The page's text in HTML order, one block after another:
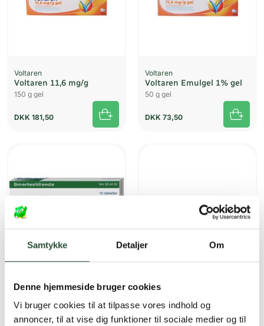
Samtykke Detaljer Om
Denne hjemmeside bruger cookies
Vi bruger cookies til at tilpasse vores indhold og
annoncer, til at vise dig funktioner til sociale medier og til
Voltaren
Voltaren 11,6 mg/g
150 g gel
DKK 181,50
Voltaren
Voltaren Emulgel 1% gel
50 g gel
DKK 73,50
Kodimagnyl Ikke-
10 stk. (blister) filmovertrukne
tabletter
Ibutop creme
50 g creme & lotion